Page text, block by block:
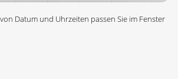
Datum und Uhrzeiten passen Sie im Fenster